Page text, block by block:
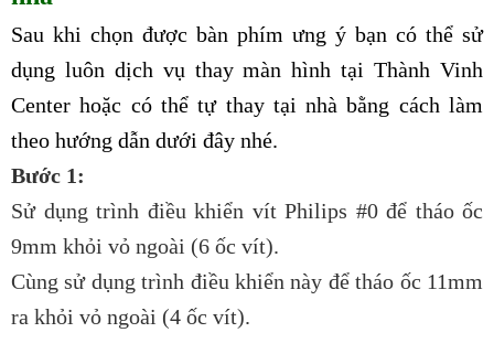
Sau khi chọn được bàn phím ưng ý bạn có thể sử
dụng luôn dịch vụ thay màn hình tại Thành Vinh
Center hoặc có thể tự thay tại nhà bằng cách làm
theo hướng dẫn dưới đây nhé.
Bước 1:
Sử dụng trình điều khiển vít Philips #0 để tháo ốc
9mm khỏi vỏ ngoài (6 ốc vít).
Cùng sử dụng trình điều khiển này để tháo ốc 11mm
ra khỏi vỏ ngoài (4 ốc vít).